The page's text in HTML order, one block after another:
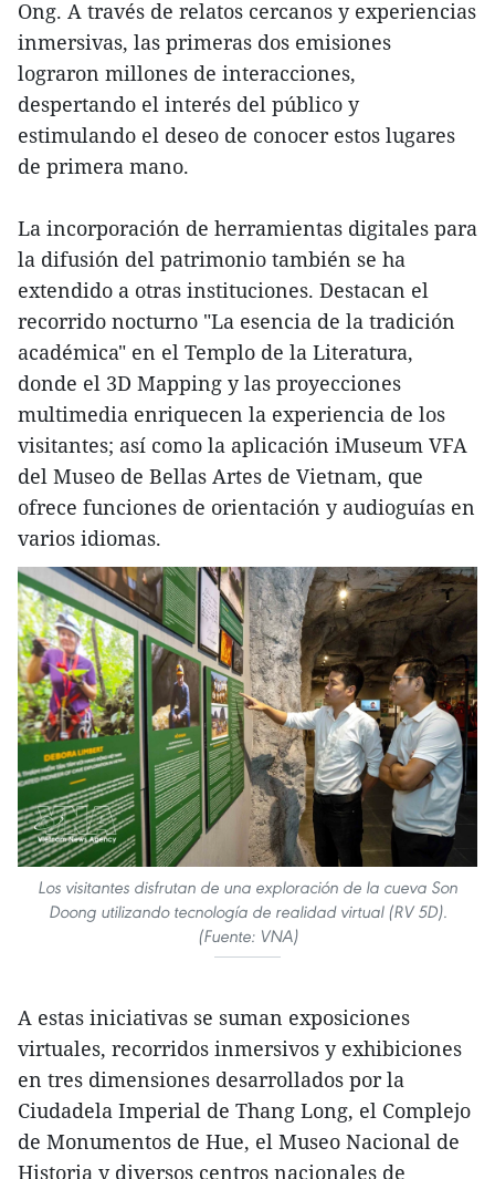
Ong. A través de relatos cercanos y experiencias
inmersivas, las primeras dos emisiones
lograron millones de interacciones,
despertando el interés del público y
estimulando el deseo de conocer estos lugares
de primera mano.
La incorporación de herramientas digitales para
la difusión del patrimonio también se ha
extendido a otras instituciones. Destacan el
recorrido nocturno "La esencia de la tradición
académica" en el Templo de la Literatura,
donde el 3D Mapping y las proyecciones
multimedia enriquecen la experiencia de los
visitantes; así como la aplicación iMuseum VFA
del Museo de Bellas Artes de Vietnam, que
ofrece funciones de orientación y audioguías en
varios idiomas.
Los visitantes disfrutan de una exploración de la cueva Son
Doong utilizando tecnología de realidad virtual (RV 5D).
(Fuente: VNA)
A estas iniciativas se suman exposiciones
virtuales, recorridos inmersivos y exhibiciones
en tres dimensiones desarrollados por la
Ciudadela Imperial de Thang Long, el Complejo
de Monumentos de Hue, el Museo Nacional de
Historia y diversos centros nacionales de